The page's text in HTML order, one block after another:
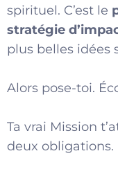
spirituel. C’est le
stratégie
plus belles idées
Alors pose-toi.
Ta vrai Mission
deux obligations.